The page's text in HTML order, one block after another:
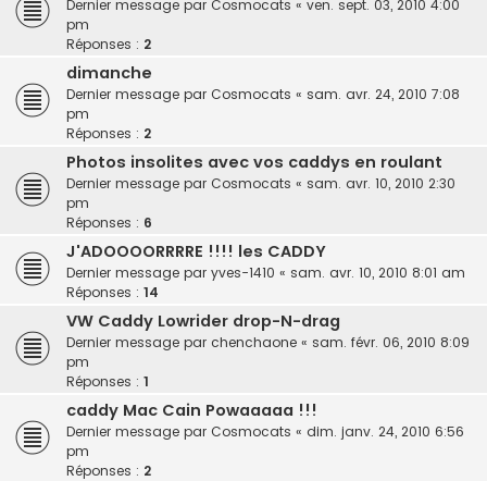
Dernier message par Cosmocats « ven. sept. 03, 2010 4:00
pm
Réponses : 2
dimanche
Dernier message par Cosmocats « sam. avr. 24, 2010 7:08
pm
Réponses : 2
Photos insolites avec vos caddys en roulant
Dernier message par Cosmocats « sam. avr. 10, 2010 2:30
pm
Réponses : 6
J'ADOOOORRRRE !!!! les CADDY
Dernier message par yves-1410 « sam. avr. 10, 2010 8:01 am
Réponses : 14
VW Caddy Lowrider drop-N-drag
Dernier message par chenchaone « sam. févr. 06, 2010 8:09
pm
Réponses : 1
caddy Mac Cain Powaaaaa !!!
Dernier message par Cosmocats « dim. janv. 24, 2010 6:56
pm
Réponses : 2